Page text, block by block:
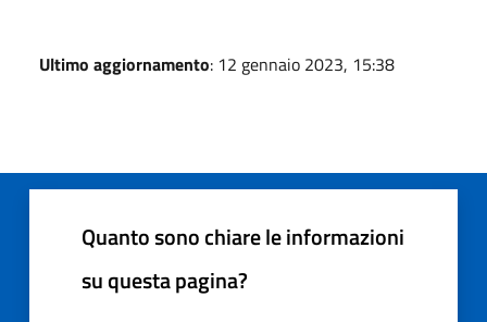
Ultimo aggiornamento: 12 gennaio 2023, 15:38
Quanto sono chiare le informazioni
su questa pagina?